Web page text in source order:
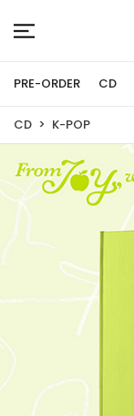
PRE-ORDER CD
CD K-POP